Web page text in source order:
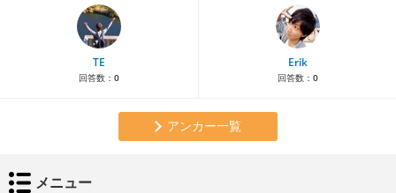
TE
回答数： 0
Erik
回答数： 0
アンカー一覧
メニュー